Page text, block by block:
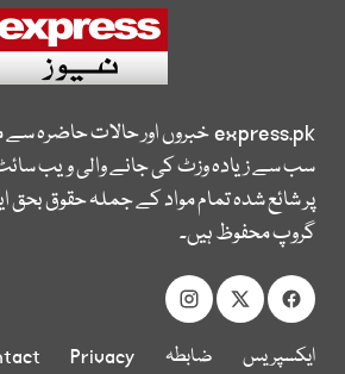
express.pkخبروں اور حالات حاضرہ
سب سے زیادہ وزٹ کی جانے والی ویب
پر شائع شدہ تمام مواد کے جملہ حقوق بحق
گروپ محفوظ ہیں۔
ایکسپریس
ضابطہ
Privacy